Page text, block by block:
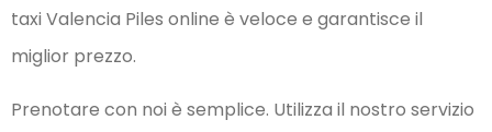
taxi Valencia Piles online è veloce e garantisce il
miglior prezzo.
Prenotare con noi è semplice. Utilizza il nostro servizio